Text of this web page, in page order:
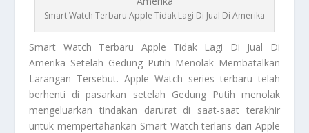
Smart Watch Terbaru Apple Tidak Lagi Di Jual Di Amerika
Smart Watch Terbaru Apple Tidak Lagi Di Jual Di
Amerika Setelah Gedung Putih Menolak Membatalkan
Larangan Tersebut. Apple Watch series terbaru telah
berhenti di pasarkan setelah Gedung Putih menolak
mengeluarkan tindakan darurat di saat-saat terakhir
untuk mempertahankan Smart Watch terlaris dari Apple